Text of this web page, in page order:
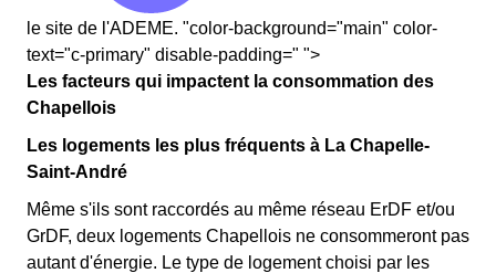
le site de l'ADEME. "color-background="main" color-
text="c-primary" disable-padding=" ">
Les facteurs qui impactent la consommation des
Chapellois
Les logements les plus fréquents à La Chapelle-
Saint-André
Même s'ils sont raccordés au même réseau ErDF et/ou
GrDF, deux logements Chapellois ne consommeront pas
autant d'énergie. Le type de logement choisi par les